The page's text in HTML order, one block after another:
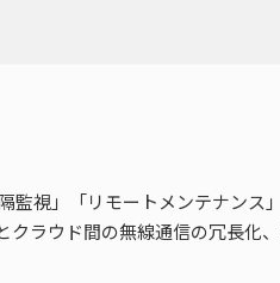
監視」「リモートメンテナンス
クラウド間の無線通信の冗長化